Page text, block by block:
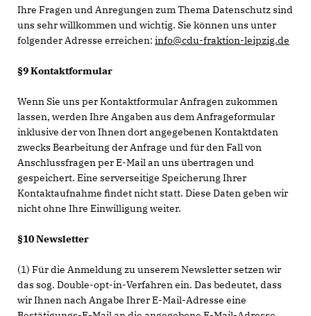
Ihre Fragen und Anregungen zum Thema Datenschutz sind
uns sehr willkommen und wichtig. Sie können uns unter
folgender Adresse erreichen: info@cdu-fraktion-leipzig.de
§9 Kontaktformular
Wenn Sie uns per Kontaktformular Anfragen zukommen
lassen, werden Ihre Angaben aus dem Anfrageformular
inklusive der von Ihnen dort angegebenen Kontaktdaten
zwecks Bearbeitung der Anfrage und für den Fall von
Anschlussfragen per E-Mail an uns übertragen und
gespeichert. Eine serverseitige Speicherung Ihrer
Kontaktaufnahme findet nicht statt. Diese Daten geben wir
nicht ohne Ihre Einwilligung weiter.
§10 Newsletter
(1) Für die Anmeldung zu unserem Newsletter setzen wir
das sog. Double-opt-in-Verfahren ein. Das bedeutet, dass
wir Ihnen nach Angabe Ihrer E-Mail-Adresse eine